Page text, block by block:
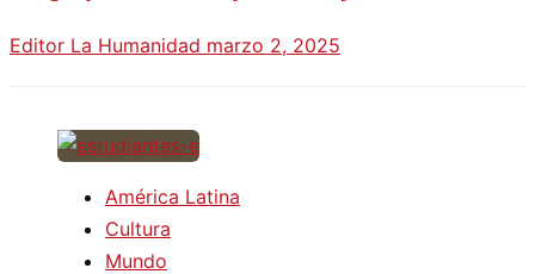
Editor La Humanidad marzo 2, 2025
América Latina
Cultura
Mundo